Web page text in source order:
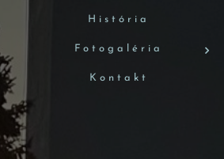
História
Fotogaléria
Kontakt